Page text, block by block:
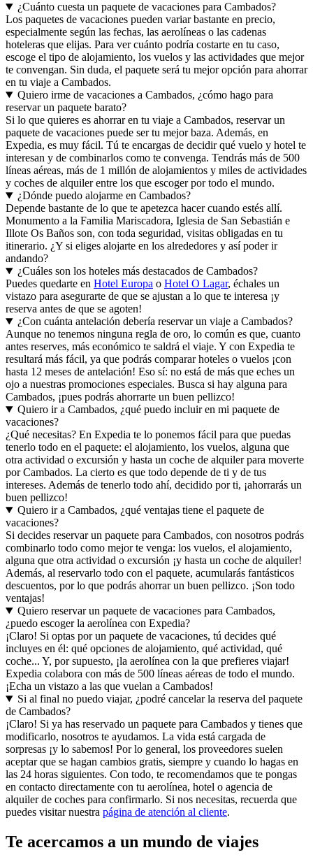
¿Cuánto cuesta un paquete de vacaciones para Cambados?
Los paquetes de vacaciones pueden variar bastante en precio,
especialmente según las fechas, las aerolíneas o las cadenas
hoteleras que elijas. Para ver cuánto podría costarte en tu caso,
escoge el tipo de alojamiento, los vuelos y las actividades que mejor
te convengan. Sin duda, el paquete será tu mejor opción para ahorrar
en tu viaje a Cambados.
Quiero irme de vacaciones a Cambados, ¿cómo hago para
reservar un paquete barato?
Si lo que quieres es ahorrar en tu viaje a Cambados, reservar un
paquete de vacaciones puede ser tu mejor baza. Además, en
Expedia, es muy fácil. Tú te encargas de decidir qué vuelo y hotel te
interesan y de combinarlos como te convenga. Tendrás más de 500
líneas aéreas, más de 1 millón de alojamientos y miles de actividades
y coches de alquiler entre los que escoger por todo el mundo.
¿Dónde puedo alojarme en Cambados?
Depende bastante de lo que te apetezca hacer cuando estés allí.
Monumento a la Familia Mariscadora, Iglesia de San Sebastián e
Illote Os Baños son, con toda seguridad, visitas obligadas en tu
itinerario. ¿Y si eliges alojarte en los alrededores y así poder ir
andando?
¿Cuáles son los hoteles más destacados de Cambados?
Puedes quedarte en Hotel Europa o Hotel O Lagar, échales un
vistazo para asegurarte de que se ajustan a lo que te interesa ¡y
reserva antes de que se agoten!
¿Con cuánta antelación debería reservar un viaje a Cambados?
Aunque no tenemos ninguna regla de oro, lo común es que, cuanto
antes reserves, más económico te saldrá el viaje. Y con Expedia te
resultará más fácil, ya que podrás comparar hoteles o vuelos ¡con
hasta 12 meses de antelación! Eso sí: no está de más que eches un
ojo a nuestras promociones especiales. Busca si hay alguna para
Cambados, ¡pues podrás ahorrarte un buen pellizco!
Quiero ir a Cambados, ¿qué puedo incluir en mi paquete de
vacaciones?
¿Qué necesitas? En Expedia te lo ponemos fácil para que puedas
tenerlo todo en el paquete: el alojamiento, los vuelos, alguna que
otra actividad o excursión y hasta un coche de alquiler para moverte
por Cambados. La cierto es que todo depende de ti y de tus
intereses. Además de tenerlo todo ahí, decidido por ti, ¡ahorrarás un
buen pellizco!
Quiero ir a Cambados, ¿qué ventajas tiene el paquete de
vacaciones?
Si decides reservar un paquete para Cambados, con nosotros podrás
combinarlo todo como mejor te venga: los vuelos, el alojamiento,
alguna que otra actividad o excursión ¡y hasta un coche de alquiler!
Además, al reservarlo todo con el paquete, acumularás fantásticos
descuentos, por lo que podrás ahorrar un buen pellizco. ¡Son todo
ventajas!
Quiero reservar un paquete de vacaciones para Cambados,
¿puedo escoger la aerolínea con Expedia?
¡Claro! Si optas por un paquete de vacaciones, tú decides qué
incluyes en él: qué opciones de alojamiento, qué actividad, qué
coche... Y, por supuesto, ¡la aerolínea con la que prefieres viajar!
Expedia colabora con más de 500 líneas aéreas de todo el mundo.
¡Echa un vistazo a las que vuelan a Cambados!
Si al final no puedo viajar, ¿podré cancelar la reserva del paquete
de Cambados?
¡Claro! Si ya has reservado un paquete para Cambados y tienes que
modificarlo, nosotros te ayudamos. La vida está cargada de
sorpresas ¡y lo sabemos! Por lo general, los proveedores suelen
aceptar que se hagan cambios gratis, siempre y cuando lo hagas en
las 24 horas siguientes. Con todo, te recomendamos que te pongas
en contacto directamente con tu aerolínea, hotel o agencia de
alquiler de coches para confirmarlo. Si nos necesitas, recuerda que
puedes visitar nuestra página de atención al cliente.
Te acercamos a un mundo de viajes